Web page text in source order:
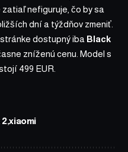
nefiguruje, čo by sa
dní a týždňov zmeniť.
dostupný iba Black
zníženú cenu. Model s
499 EUR.
2 xiaomi